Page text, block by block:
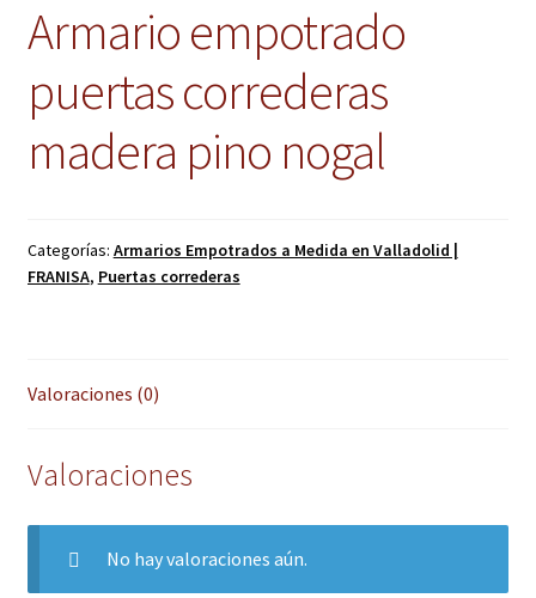
Armario empotrado
puertas correderas
madera pino nogal
Categorías: Armarios Empotrados a Medida en Valladolid |
FRANISA, Puertas correderas
Valoraciones (0)
Valoraciones
No hay valoraciones aún.